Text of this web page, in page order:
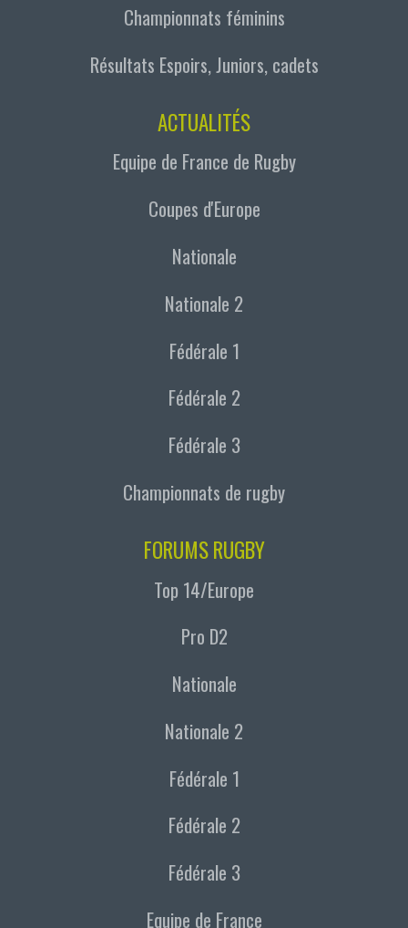
Championnats féminins
Résultats Espoirs, Juniors, cadets
ACTUALITÉS
Equipe de France de Rugby
Coupes d'Europe
Nationale
Nationale 2
Fédérale 1
Fédérale 2
Fédérale 3
Championnats de rugby
FORUMS RUGBY
Top 14/Europe
Pro D2
Nationale
Nationale 2
Fédérale 1
Fédérale 2
Fédérale 3
Equipe de France